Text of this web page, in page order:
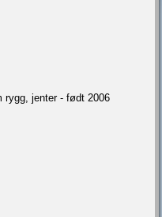
rygg, jenter - født 2006